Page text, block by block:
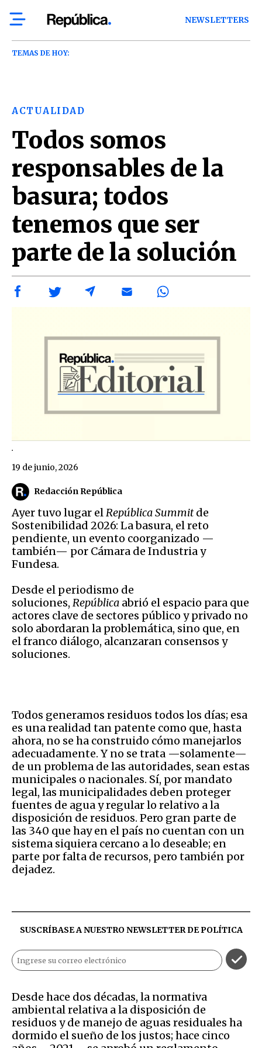
NEWSLETTERS
TEMAS DE HOY:
ACTUALIDAD
Todos somos
responsables de la
basura; todos
tenemos que ser
parte de la solución
.
Redacción República
19 de junio, 2026
Ayer tuvo lugar elRepública Summitde
Sostenibilidad 2026: La basura, el reto
pendiente, un evento coorganizado —
también— por Cámara de Industria y
Fundesa.
Desde el periodismo de
soluciones, República abrió el espacio para que
actores clave de sectores público y privado no
solo abordaran la problemática, sino que, en
el franco diálogo, alcanzaran consensos y
soluciones.
Todos generamos residuos todos los días; esa
es una realidad tan patente como que, hasta
ahora, no se ha construido cómo manejarlos
adecuadamente. Y no se trata —solamente—
de un problema de las autoridades, sean estas
municipales o nacionales. Sí, por mandato
legal, las municipalidades deben proteger
fuentes de agua y regular lo relativo a la
disposición de residuos. Pero gran parte de
las 340 que hay en el país no cuentan con un
sistema siquiera cercano a lo deseable; en
parte por falta de recursos, pero también por
dejadez.
SUSCRÍBASE A NUESTRO NEWSLETTER DEPOLÍTICA
Desde hace dos décadas, la normativa
ambiental relativa a la disposición de
residuos y de manejo de aguas residuales ha
dormido el sueño de los justos; hace cinco